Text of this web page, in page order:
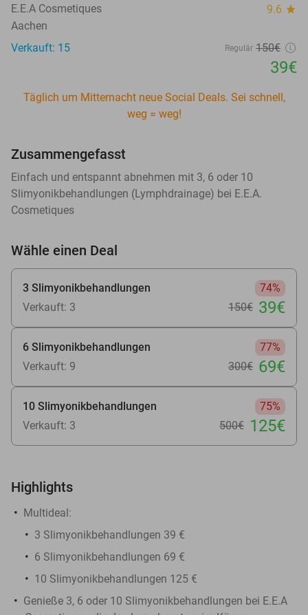
E.E.A Cosmetiques 9.6 star
Aachen
Verkauft: 15
Regulär 150€
39€
Täglich um Mitternacht neue Social Deals. Sei schnell,
weg = weg!
Zusammengefasst
Einfach und entspannt abnehmen mit 3, 6 oder 10
Slimyonikbehandlungen (Lymphdrainage) bei E.E.A.
Cosmetiques
Wähle einen Deal
3 Slimyonikbehandlungen
74%
Verkauft: 3
150€ 39€
6 Slimyonikbehandlungen
77%
Verkauft: 9
300€ 69€
10 Slimyonikbehandlungen
75%
Verkauft: 3
500€ 125€
Highlights
Multideal:
3 Slimyonikbehandlungen 39 €
6 Slimyonikbehandlungen 69 €
10 Slimyonikbehandlungen 125 €
Genieße 3, 6 oder 10 Slimyonikbehandlungen bei E.E.A